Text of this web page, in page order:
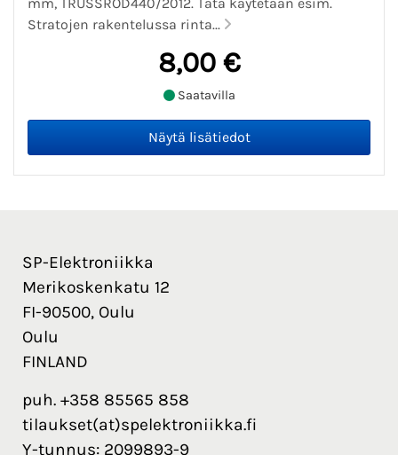
Stratojen rakentelussa rinta...
8,00 €
Saatavilla
SP-Elektroniikka
Merikoskenkatu 12
FI-90500, Oulu
Oulu
FINLAND
puh. +358 85565 858
tilaukset(at)spelektroniikka.fi
Y-tunnus: 2099893-9